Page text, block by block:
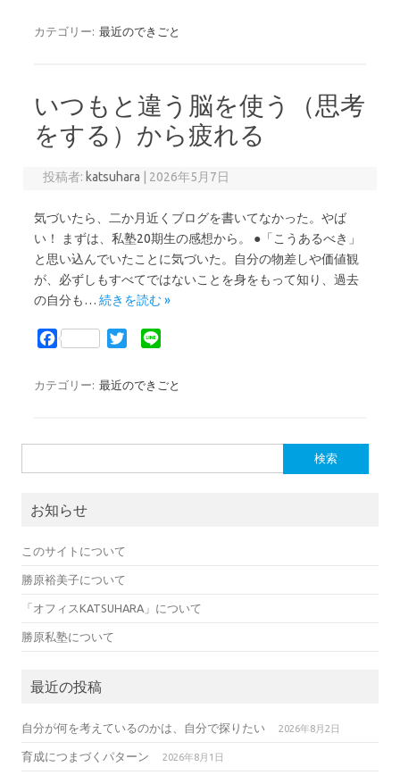
o
i
r
n
カテゴリー: 最近のできごと
いつもと違う脳を使う（思考
をする）から疲れる
投稿者: katsuhara 2026年5月7日
気づいたら、二か月近くブログを書いてなかった。やば
い！ まずは、私塾20期生の感想から。 ●「こうあるべき」
と思い込んでいたことに気づいた。自分の物差しや価値観
が、必ずしもすべてではないことを身をもって知り、過去
の自分も… 続きを読む »
F
k
i
n
カテゴリー: 最近のできごと
お知らせ
このサイトについて
勝原裕美子について
「オフィスKATSUHARA」について
勝原私塾について
最近の投稿
自分が何を考えているのかは、自分で探りたい 2026年8月2日
育成につまづくパターン 2026年8月1日